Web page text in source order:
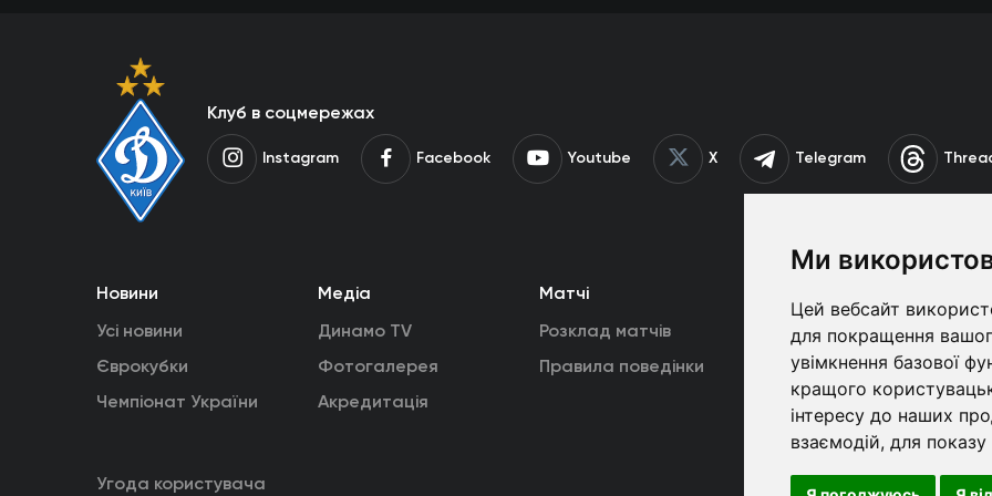
Ми
Цей вебсайт
для покращення
увімкнення базової
кращого
інтересу до наших
взаємодій, для
Клуб в соцмережах
Instagram Facebook Youtube X Telegram
Новини
Усі новини
Єврокубки
Чемпіонат України
Медіа
Динамо TV
Фотогалерея
Акредитація
Матчі
Розклад матчів
Правила поведінки
Перша команда
Угода користувача